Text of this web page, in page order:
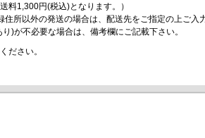
料1,300円(税込)となります。）
住所以外の発送の場合は、配送先をご指定の上ご入
)が不必要な場合は、備考欄にご記載下さい。
ださい。